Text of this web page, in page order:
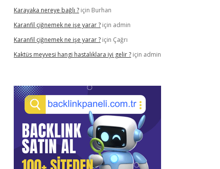
Karayaka nereye bağlı ? için Burhan
Karanfil çiğnemek ne işe yarar ? için admin
Karanfil çiğnemek ne işe yarar ? için Çağrı
Kaktüs meyvesi hangi hastalıklara iyi gelir ? için admin